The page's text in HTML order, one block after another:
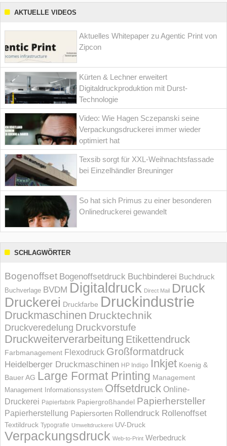
AKTUELLE VIDEOS
Aktuelles Whitepaper zu Agentic Print von
Zipcon
Kürten & Lechner erweitert
Digitaldruckproduktion mit Durst-
Technologie
Video: Wie Hagen Sczepanski seine
Verpackungsdruckerei immer wieder
optimiert hat
Texsib sorgt für XXL-Weihnachtsfassade
bei Einzelhändler Breuninger
So hat sich Primus zu einer besonderen
Onlinedruckerei gewandelt
SCHLAGWÖRTER
Bogenoffset Bogenoffsetdruck Buchbinderei Buchdruck
Buchverlage BVDM Digitaldruck Direct Mail Druck
Druckerei Druckfarbe Druckindustrie
Druckmaschinen Drucktechnik
Druckveredelung Druckvorstufe
Druckweiterverarbeitung Etikettendruck
Farbmanagement Flexodruck Großformatdruck
Heidelberger Druckmaschinen HP Indigo Inkjet Koenig &
Bauer AG Large Format Printing Management
Management Informations­system Offsetdruck Online-
Druckerei Papierfabrik Papiergroßhandel Papierhersteller
Papierherstellung Papiersorten Rollendruck Rollenoffset
Textildruck Typografie Umweltdruckerei UV-Druck
Verpackungsdruck Web-to-Print Werbedruck